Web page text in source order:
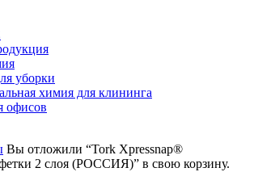
уборки
химия для клининга
офисов
Вы отложили “Tork Xpressnap®
2 слоя (РОССИЯ)” в свою корзину.